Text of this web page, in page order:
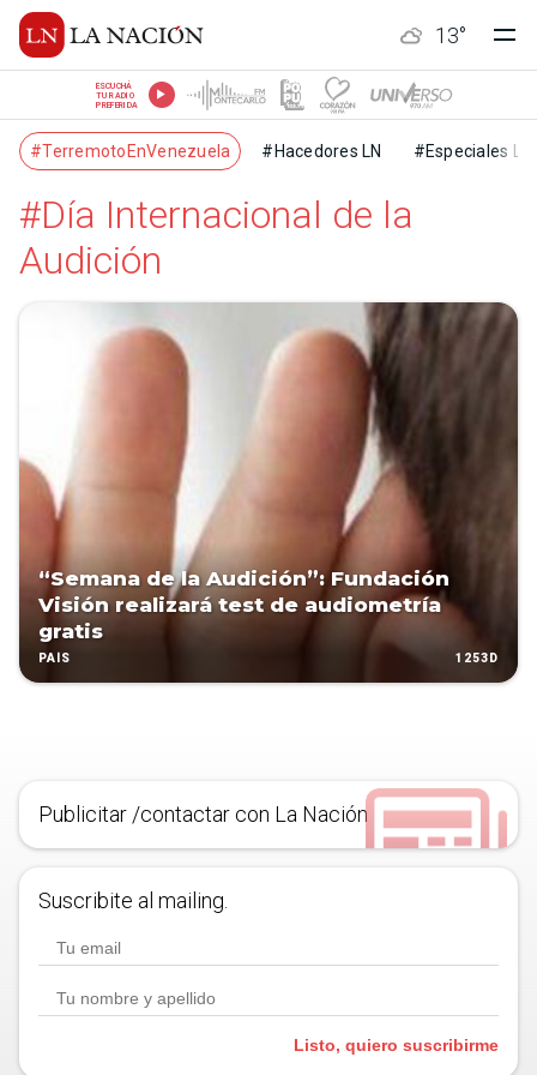
13°
ESCUCHÁ
TU RADIO
PREFERIDA
#TerremotoEnVenezuela #Hacedores LN #Especiales LN
#Día Internacional de la
Audición
“Semana de la Audición”: Fundación
Visión realizará test de audiometría
gratis
PAÍS 1253D
Publicitar /contactar con La Nación
Suscribite al mailing.
Listo, quiero suscribirme